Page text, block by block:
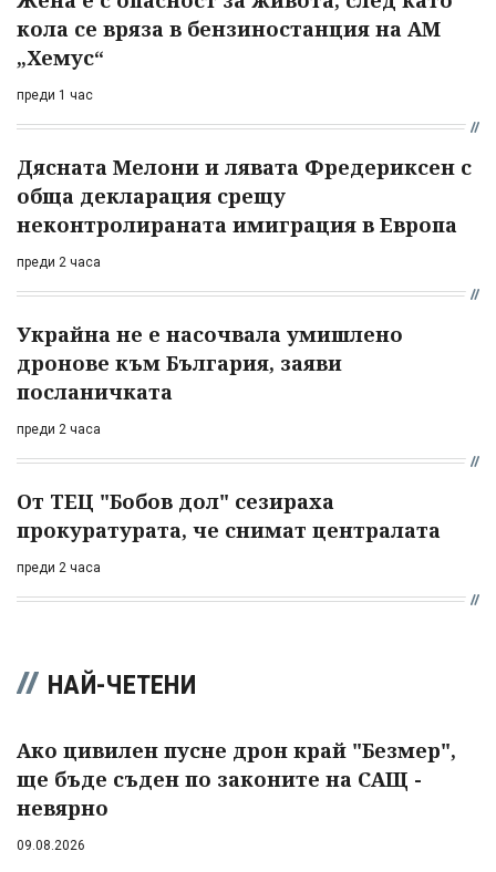
кола се вряза в бензиностанция на АМ
„Хемус“
преди 1 час
Дясната Мелони и лявата Фредериксен с
обща декларация срещу
неконтролираната имиграция в Европа
преди 2 часа
Украйна не е насочвала умишлено
дронове към България, заяви
посланичката
преди 2 часа
От ТЕЦ "Бобов дол" сезираха
прокуратурата, че снимат централата
преди 2 часа
НАЙ-ЧЕТЕНИ
Ако цивилен пусне дрон край "Безмер",
ще бъде съден по законите на САЩ -
невярно
09.08.2026